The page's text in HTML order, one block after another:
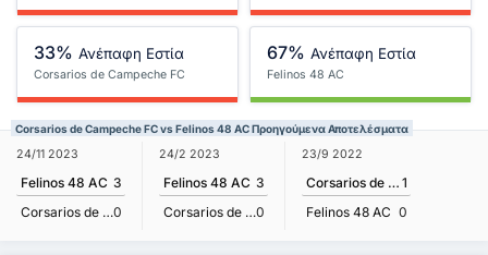
33% Ανέπαφη Εστία
Corsarios de Campeche FC
67% Ανέπαφη Εστία
Felinos 48 AC
Corsarios de Campeche FC vs Felinos 48 AC Προηγούμενα Αποτελέσματα
24/11 2023
Felinos 48 AC 3
Corsarios de Campeche FC0
24/2 2023
Felinos 48 AC 3
Corsarios de Campeche FC0
23/9 2022
Corsarios de Campeche FC 1
Felinos 48 AC 0